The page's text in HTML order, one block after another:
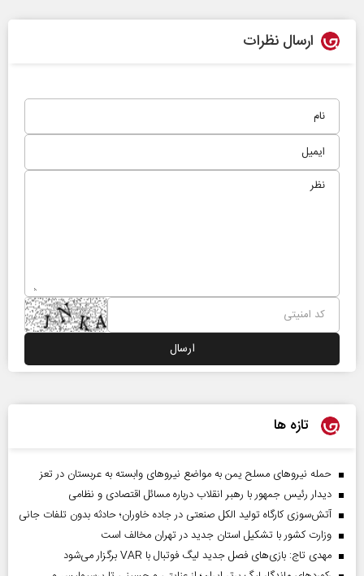
ارسال نظرات
تازه ها
حمله نیروهای مسلح یمن به مواضع نیروهای وابسته به عربستان در تعز
دیدار رئیس‌ جمهور با رهبر انقلاب درباره مسائل اقتصادی و نظامی
آتش‌سوزی کارگاه تولید الکل صنعتی در جاده خاوران؛ حادثه بدون تلفات جانی
وزارت کشور با تشکیل استان جدید در تهران مخالف است
مهدی تاج: بازی‌های فصل جدید لیگ فوتبال با VAR برگزار می‌شود